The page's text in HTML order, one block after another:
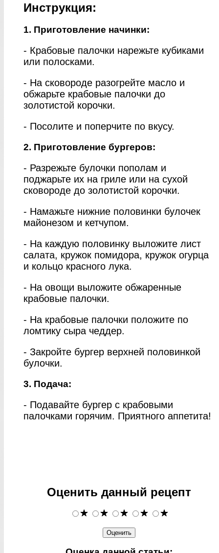
Инструкция:
1. Приготовление начинки:
- Крабовые палочки нарежьте кубиками
или полосками.
- На сковороде разогрейте масло и
обжарьте крабовые палочки до
золотистой корочки.
- Посолите и поперчите по вкусу.
2. Приготовление бургеров:
- Разрежьте булочки пополам и
поджарьте их на гриле или на сухой
сковороде до золотистой корочки.
- Намажьте нижние половинки булочек
майонезом и кетчупом.
- На каждую половинку выложите лист
салата, кружок помидора, кружок огурца
и кольцо красного лука.
- На овощи выложите обжаренные
крабовые палочки.
- На крабовые палочки положите по
ломтику сыра чеддер.
- Закройте бургер верхней половинкой
булочки.
3. Подача:
- Подавайте бургер с крабовыми
палочками горячим. Приятного аппетита!
Оценить данный рецепт